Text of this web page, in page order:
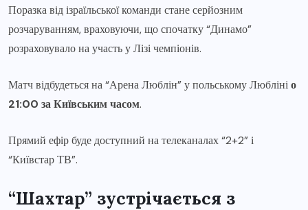
Поразка від ізраїльської команди стане серйозним
розчаруванням, враховуючи, що спочатку “Динамо”
розраховувало на участь у Лізі чемпіонів.
Матч відбудеться на “Арена Люблін” у польському Люблініо
21:00 за Київським часом.
Прямий ефір буде доступний на телеканалах “2+2” і
“Київстар ТВ”.
“Шахтар” зустрічається з